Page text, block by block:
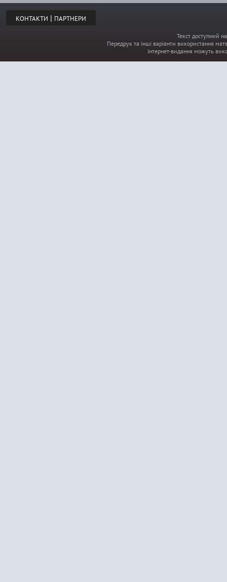
КОНТАКТИ | ПАРТНЕРИ
Текст доступний
Передрук та інші варіанти використання
Інтернет-видання можуть